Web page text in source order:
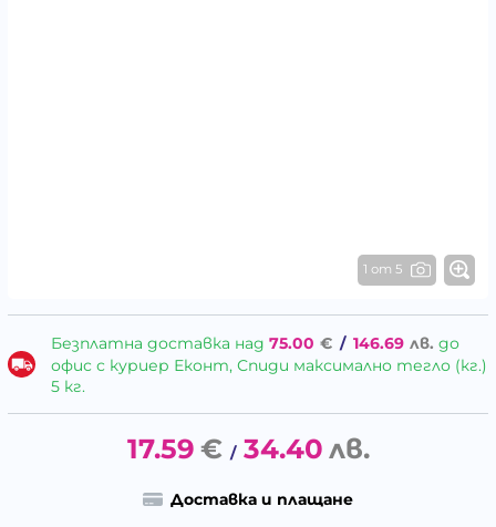
1 от 5
Безплатна доставка над 75.00 € / 146.69 лв. до
офис с куриер Еконт, Спиди максимално тегло (кг.)
5 кг.
17.59 € / 34.40 лв.
Доставка и плащане